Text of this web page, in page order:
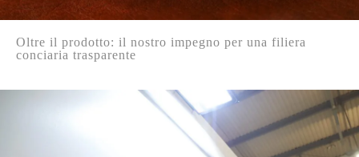
Oltre il prodotto: il nostro impegno per una filiera
conciaria trasparente